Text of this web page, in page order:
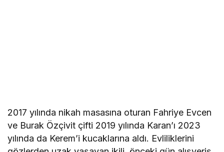
2017 yılında nikah masasına oturan Fahriye Evcen
ve Burak Özçivit çifti 2019 yılında Karan’ı 2023
yılında da Kerem’i kucaklarına aldı. Evliliklerini